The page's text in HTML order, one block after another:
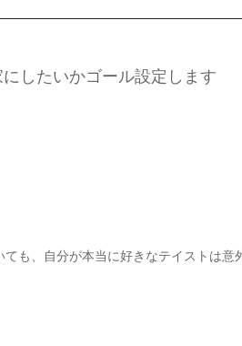
したいかゴール設定します
も、自分が本当に好きなテイストは意